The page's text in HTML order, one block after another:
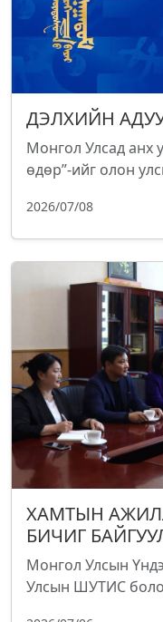
ДЭЛХИЙН
Монгол Улсад анх
өдөр”-ийг олон
2026/07/08
ХАМТЫН
БИЧИГ
Монгол Улсын
Улсын ШУТИС